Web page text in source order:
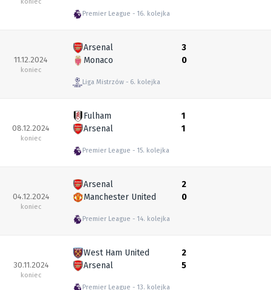
Premier League 16. kolejka
11.12.2024
koniec
Arsenal
Monaco
Liga Mistrzów 6. kolejka
3
0
08.12.2024
koniec
Fulham
Arsenal
Premier League 15. kolejka
1
1
04.12.2024
koniec
Arsenal
Manchester United
Premier League 14. kolejka
2
0
30.11.2024
koniec
West Ham United
Arsenal
Premier League 13. kolejka
2
5